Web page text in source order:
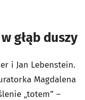
głąb duszy
i Jan Lebenstein.
Magdalena
„totem” –